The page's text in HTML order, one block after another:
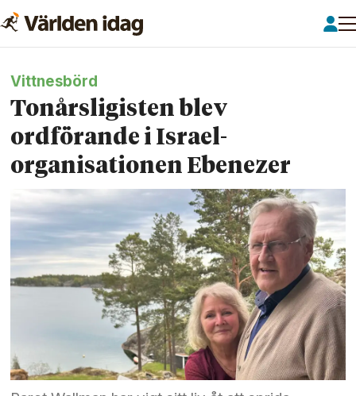
Vittnesbörd
Tonårsligisten blev
ordförande i Israel­
organisationen Ebenezer